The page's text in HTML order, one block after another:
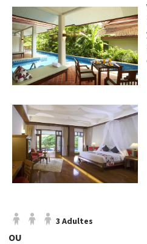
3 Adultes
OU